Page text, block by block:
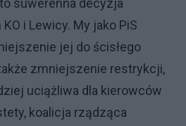
suwerenna decyzja
i Lewicy. My jako PiS
jej do ścisłego
zmniejszenie restrykcji,
uciążliwa dla kierowców
koalicja rządząca